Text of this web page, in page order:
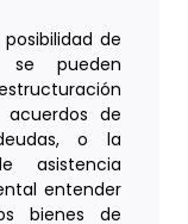
de
se pueden
de
o la
asistencia
entender
bienes de